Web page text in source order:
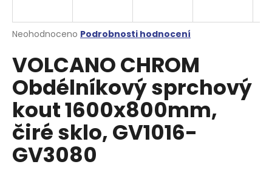
Průměrné
produktu
je
0,0
z
5
hvězdiček.
Neohodnoceno Podrobnosti hodnocení
VOLCANO CHROM
Obdélníkový sprchový
kout 1600x800mm,
čiré sklo, GV1016-
GV3080
j
t
?
HLEDAT